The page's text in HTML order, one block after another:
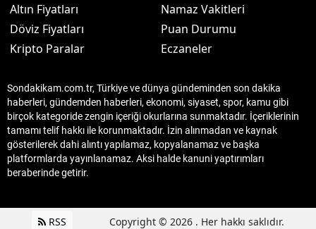
Altın Fiyatları
Döviz Fiyatları
Kripto Paralar
Namaz Vakitleri
Puan Durumu
Eczaneler
Sondakikam.com.tr, Türkiye ve dünya gündeminden son dakika
haberleri, gündemden haberleri, ekonomi, siyaset, spor, kamu gibi
birçok kategoride zengin içeriği okurlarına sunmaktadır. İçeriklerinin
tamamı telif hakkı ile korunmaktadır. İzin alınmadan ve kaynak
gösterilerek dahi alıntı yapılamaz, kopyalanamaz ve başka
platformlarda yayınlanamaz. Aksi halde kanuni yaptırımları
beraberinde getirir.
RSS Copyright © 2026 . Her hakkı saklıdır.